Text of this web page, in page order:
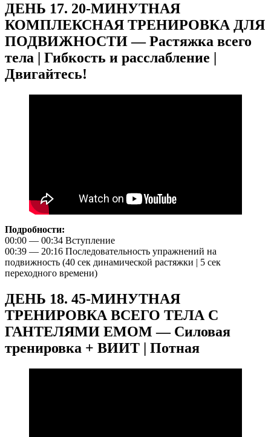
ДЕНЬ 17. 20-МИНУТНАЯ
КОМПЛЕКСНАЯ ТРЕНИРОВКА ДЛЯ
ПОДВИЖНОСТИ — Растяжка всего
тела | Гибкость и расслабление |
Двигайтесь!
Подробности:
00:00 — 00:34 Вступление
00:39 — 20:16 Последовательность упражнений на
подвижность (40 сек динамической растяжки | 5 сек
переходного времени)
ДЕНЬ 18. 45-МИНУТНАЯ
ТРЕНИРОВКА ВСЕГО ТЕЛА С
ГАНТЕЛЯМИ EMOM — Силовая
тренировка + ВИИТ | Потная